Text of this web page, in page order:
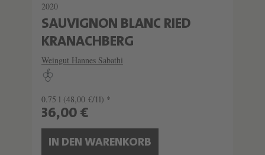
2020
SAUVIGNON BLANC RIED
KRANACHBERG
Weingut Hannes Sabathi
0.75 l (48,00 €/1l) *
36,00 €
IN DEN WARENKORB